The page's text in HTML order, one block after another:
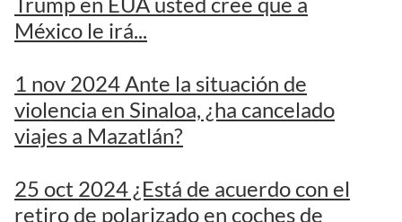
México le irá...
1 nov 2024 Ante la situación de
violencia en Sinaloa, ¿ha cancelado
viajes a Mazatlán?
25 oct 2024 ¿Está de acuerdo con el
retiro de polarizado en coches de